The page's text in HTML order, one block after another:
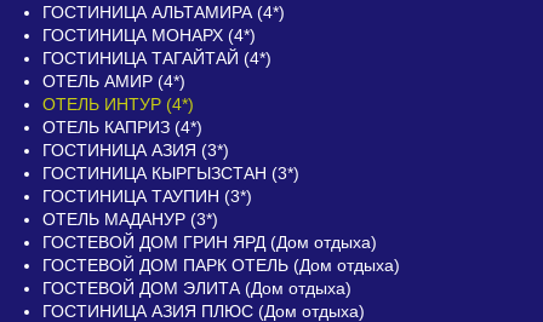
ГОСТИНИЦА АЛЬТАМИРА (4*)
ГОСТИНИЦА МОНАРХ (4*)
ГОСТИНИЦА ТАГАЙТАЙ (4*)
ОТЕЛЬ АМИР (4*)
ОТЕЛЬ ИНТУР (4*)
ОТЕЛЬ КАПРИЗ (4*)
ГОСТИНИЦА АЗИЯ (3*)
ГОСТИНИЦА КЫРГЫЗСТАН (3*)
ГОСТИНИЦА ТАУПИН (3*)
ОТЕЛЬ МАДАНУР (3*)
ГОСТЕВОЙ ДОМ ГРИН ЯРД (Дом отдыха)
ГОСТЕВОЙ ДОМ ПАРК ОТЕЛЬ (Дом отдыха)
ГОСТЕВОЙ ДОМ ЭЛИТА (Дом отдыха)
ГОСТИНИЦА АЗИЯ ПЛЮС (Дом отдыха)